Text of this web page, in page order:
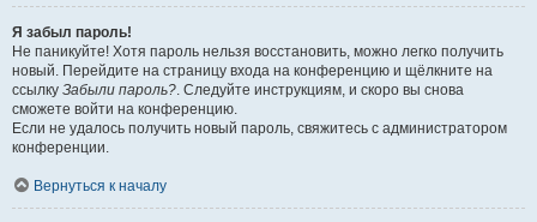
Я забыл пароль!
Не паникуйте! Хотя пароль нельзя восстановить, можно легко получить
новый. Перейдите на страницу входа на конференцию и щёлкните на
ссылку Забыли пароль?. Следуйте инструкциям, и скоро вы снова
сможете войти на конференцию.
Если не удалось получить новый пароль, свяжитесь с администратором
конференции.
Вернуться к началу